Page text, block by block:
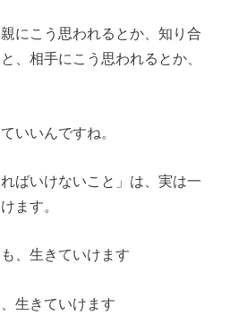
にこう思われるとか、知り合
、相手にこう思われるとか、
いいんですね。
ばいけないこと」は、実は一
ます。
、生きていけます
生きていけます